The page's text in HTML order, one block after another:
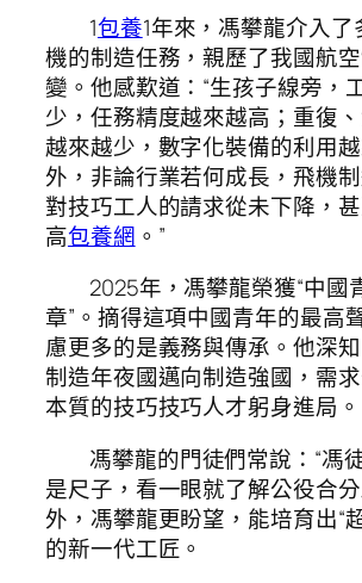
1包養1年來，馮攀龍介入
機的制造任務，親歷了我國航
變。他感歎道：“生孩子線旁，
少，任務精度越來越高；重復
越來越少，數字化裝備的利用
外，非論行業若何成長，飛機
對技巧工人的請求從未下降，
高包養網 。”
2025年，馮攀龍榮獲“中國
章”。摘得這項中國青年的最高
慮更多的是義務與傳承。他深
制造年夜國邁向制造強國，需
本質的技巧技巧人才躬身進局。
馮攀龍的門徒們常說：“馮
是尺子，看一眼就了解公役合
外，馮攀龍更盼望，能培育出“
的新一代工匠。